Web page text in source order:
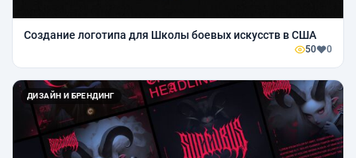
Создание логотипа для Школы боевых искусств в США
50 0
ДИЗАЙН И БРЕНДИНГ